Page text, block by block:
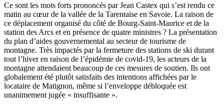
Ce sont les mots forts prononcés par Jean Castex qui s’est rendu ce
matin au cœur de la vallée de la Tarentaise en Savoie. La raison de
ce déplacement organisé du côté de Bourg-Saint-Maurice et de la
station des Arcs et en présence de quatre ministres ? La présentation
du plan d’aides gouvernemental au secteur de tourisme de
montagne. Très impactés par la fermeture des stations de ski durant
tout l’hiver en raison de l’épidémie de covid-19, les acteurs de la
montagne attendaient beaucoup de ces mesures de soutien. Ils ont
globalement été plutôt satisfaits des intentions affichées par le
locataire de Matignon, même si l’enveloppe débloquée est
unanimement jugée « insuffisante ».